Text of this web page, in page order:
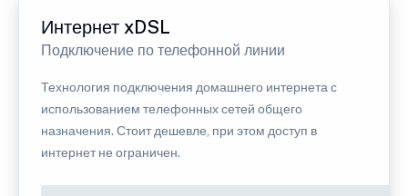
Интернет xDSL
Подключение по телефонной линии
Технология подключения домашнего интернета с
использованием телефонных сетей общего
назначения. Стоит дешевле, при этом доступ в
интернет не ограничен.